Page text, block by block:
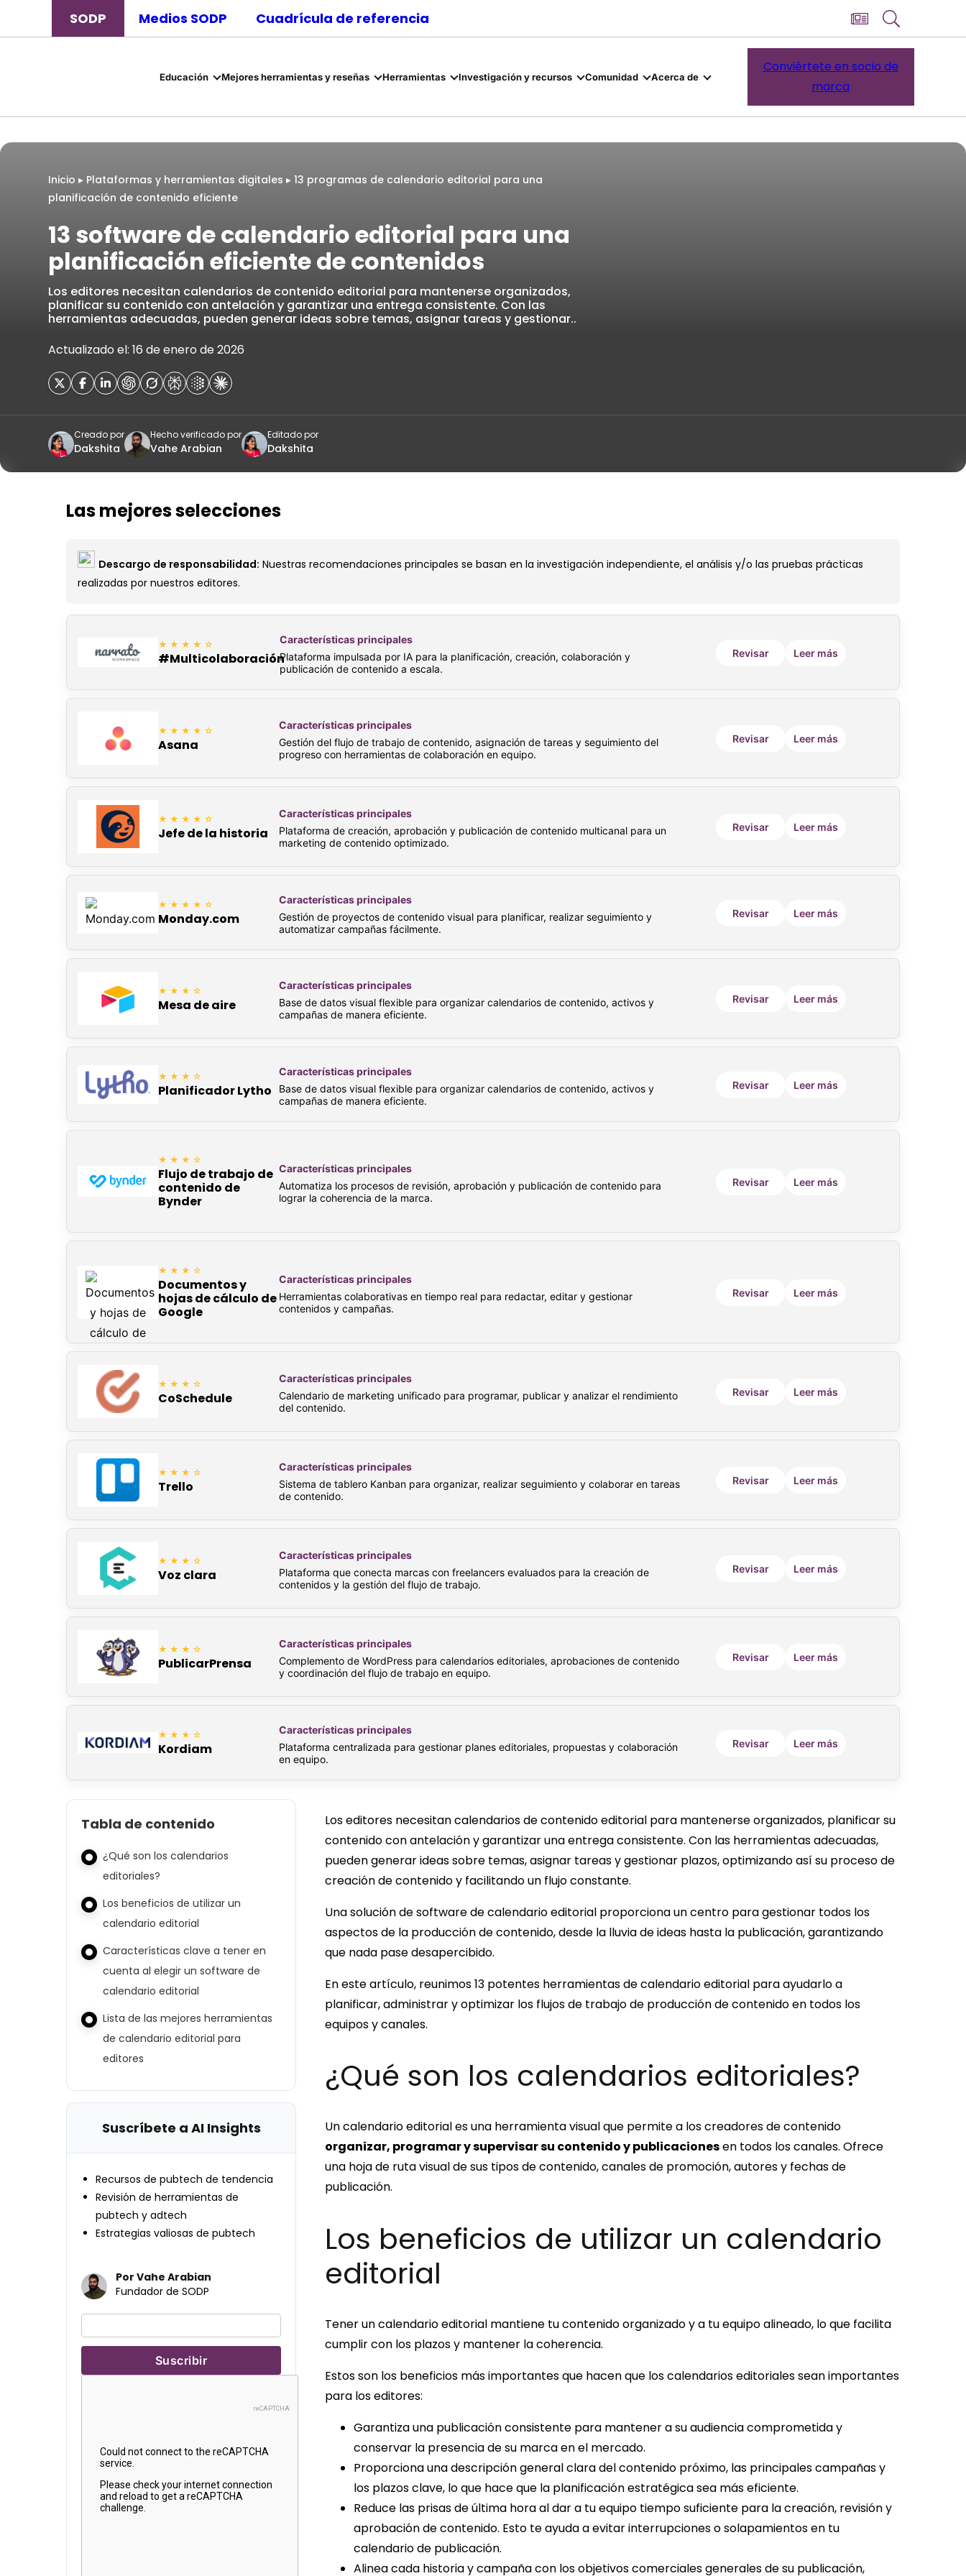
SODP Medios SODP Cuadrícula de referencia
Educación Mejores herramientas y reseñas Herramientas Investigación y recursos Comunidad Acerca de
Conviértete en socio de
marca
Inicio ▸ Plataformas y herramientas digitales ▸ 13 programas de calendario editorial para una
planificación de contenido eficiente
13 software de calendario editorial para una
planificación eficiente de contenidos
Los editores necesitan calendarios de contenido editorial para mantenerse organizados,
planificar su contenido con antelación y garantizar una entrega consistente. Con las
herramientas adecuadas, pueden generar ideas sobre temas, asignar tareas y gestionar..
Actualizado el: 16 de enero de 2026
Creado por
Dakshita
Hecho verificado por
Vahe Arabian
Editado por
Dakshita
Las mejores selecciones
Descargo de responsabilidad: Nuestras recomendaciones principales se basan en la investigación independiente, el análisis y/o las pruebas prácticas
realizadas por nuestros editores.
★★★★☆
#Multicolaboración
Características principales
Plataforma impulsada por IA para la planificación, creación, colaboración y
publicación de contenido a escala.
Revisar Leer más
★★★★☆
Asana
Características principales
Gestión del flujo de trabajo de contenido, asignación de tareas y seguimiento del
progreso con herramientas de colaboración en equipo.
Revisar Leer más
★★★★☆
Jefe de la historia
Características principales
Plataforma de creación, aprobación y publicación de contenido multicanal para un
marketing de contenido optimizado.
Revisar Leer más
★★★★☆
Monday.com
Características principales
Gestión de proyectos de contenido visual para planificar, realizar seguimiento y
automatizar campañas fácilmente.
Revisar Leer más
★★★☆
Mesa de aire
Características principales
Base de datos visual flexible para organizar calendarios de contenido, activos y
campañas de manera eficiente.
Revisar Leer más
★★★☆
Planificador Lytho
Características principales
Base de datos visual flexible para organizar calendarios de contenido, activos y
campañas de manera eficiente.
Revisar Leer más
★★★☆
Flujo de trabajo de
contenido de
Bynder
Características principales
Automatiza los procesos de revisión, aprobación y publicación de contenido para
lograr la coherencia de la marca.
Revisar Leer más
★★★☆
Documentos y
hojas de cálculo de
Google
Características principales
Herramientas colaborativas en tiempo real para redactar, editar y gestionar
contenidos y campañas.
Revisar Leer más
★★★☆
CoSchedule
Características principales
Calendario de marketing unificado para programar, publicar y analizar el rendimiento
del contenido.
Revisar Leer más
★★★☆
Trello
Características principales
Sistema de tablero Kanban para organizar, realizar seguimiento y colaborar en tareas
de contenido.
Revisar Leer más
★★★☆
Voz clara
Características principales
Plataforma que conecta marcas con freelancers evaluados para la creación de
contenidos y la gestión del flujo de trabajo.
Revisar Leer más
★★★☆
PublicarPrensa
Características principales
Complemento de WordPress para calendarios editoriales, aprobaciones de contenido
y coordinación del flujo de trabajo en equipo.
Revisar Leer más
★★★☆
Kordiam
Características principales
Plataforma centralizada para gestionar planes editoriales, propuestas y colaboración
en equipo.
Revisar Leer más
Tabla de contenido
¿Qué son los calendarios
editoriales?
Los beneficios de utilizar un
calendario editorial
Características clave a tener en
cuenta al elegir un software de
calendario editorial
Lista de las mejores herramientas
de calendario editorial para
editores
Suscríbete a AI Insights
Recursos de pubtech de tendencia
Revisión de herramientas de
pubtech y adtech
Estrategias valiosas de pubtech
Por Vahe Arabian
Fundador de SODP
Los editores necesitan calendarios de contenido editorial para mantenerse organizados, planificar su
contenido con antelación y garantizar una entrega consistente. Con las herramientas adecuadas,
pueden generar ideas sobre temas, asignar tareas y gestionar plazos, optimizando así su proceso de
creación de contenido y facilitando un flujo constante.
Una solución de software de calendario editorial proporciona un centro para gestionar todos los
aspectos de la producción de contenido, desde la lluvia de ideas hasta la publicación, garantizando
que nada pase desapercibido.
En este artículo, reunimos 13 potentes herramientas de calendario editorial para ayudarlo a
planificar, administrar y optimizar los flujos de trabajo de producción de contenido en todos los
equipos y canales.
¿Qué son los calendarios editoriales?
Un calendario editorial es una herramienta visual que permite a los creadores de contenido
organizar, programar y supervisar su contenido y publicacionesen todos los canales. Ofrece
una hoja de ruta visual de sus tipos de contenido, canales de promoción, autores y fechas de
publicación.
Los beneficios de utilizar un calendario
editorial
Tener un calendario editorial mantiene tu contenido organizado y a tu equipo alineado, lo que facilita
cumplir con los plazos y mantener la coherencia.
Estos son los beneficios más importantes que hacen que los calendarios editoriales sean importantes
para los editores:
Garantiza una publicación consistente para mantener a su audiencia comprometida y
conservar la presencia de su marca en el mercado.
Proporciona una descripción general clara del contenido próximo, las principales campañas y
los plazos clave, lo que hace que la planificación estratégica sea más eficiente.
Reduce las prisas de última hora al dar a tu equipo tiempo suficiente para la creación, revisión y
aprobación de contenido. Esto te ayuda a evitar interrupciones o solapamientos en tu
calendario de publicación.
Alinea cada historia y campaña con los objetivos comerciales generales de su publicación,